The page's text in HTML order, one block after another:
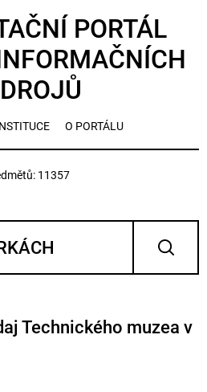
PORTÁL
O PORTÁLU
11357
Technického muzea v